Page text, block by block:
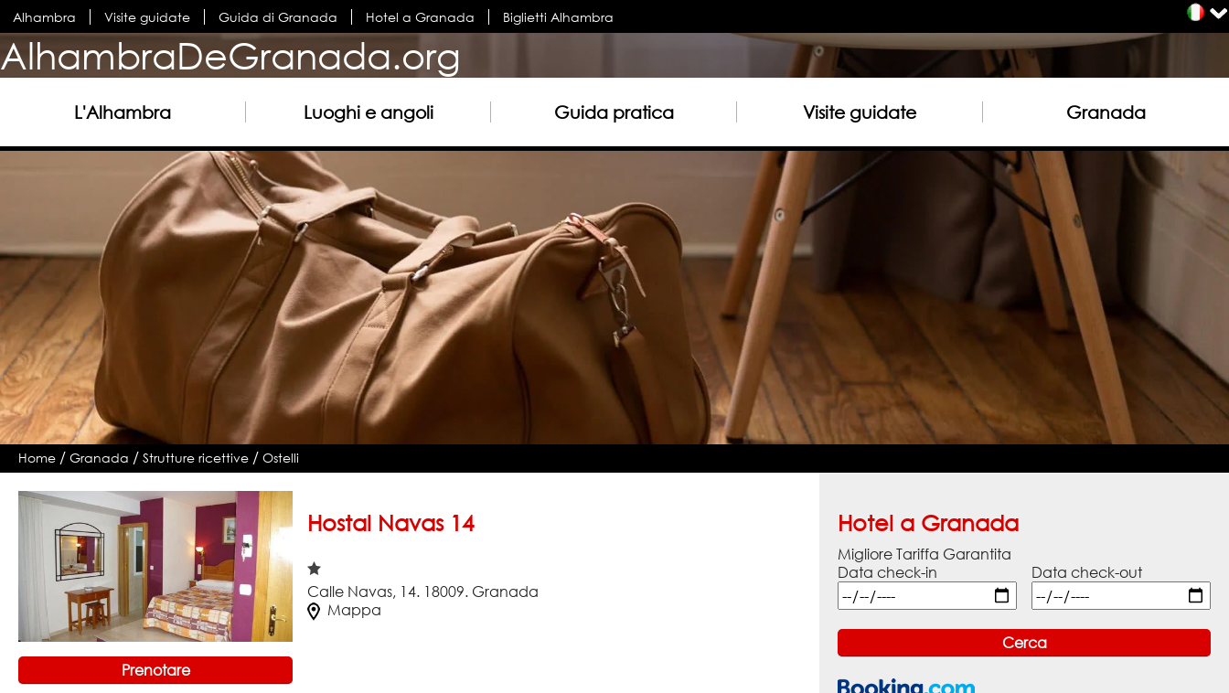
Alhambra Visite guidate Guida di Granada Hotel a Granada Biglietti Alhambra
AlhambraDeGranada.org
L'Alhambra Luoghi e angoli Guida pratica Visite guidate Granada
Home /Granada /Strutture ricettive /Ostelli
Hostal Navas 14
Calle Navas, 14. 18009. Granada
Mappa
Prenotare
Hotel a Granada
Migliore Tariffa Garantita
Data check-in
Data check-out